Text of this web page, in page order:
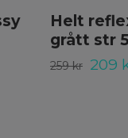
Helt
grått str
259 kr 209